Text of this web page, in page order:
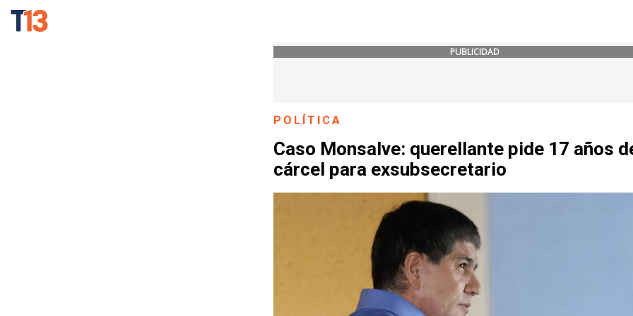
PUBLICIDAD
POLÍTICA
Caso Monsalve: querellante pide 17 años
cárcel para exsubsecretario